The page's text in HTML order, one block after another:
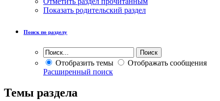
Показать родительский раздел
Поиск по разделу
Отобразить темы
Отображать сообщения
Расширенный поиск
Темы раздела